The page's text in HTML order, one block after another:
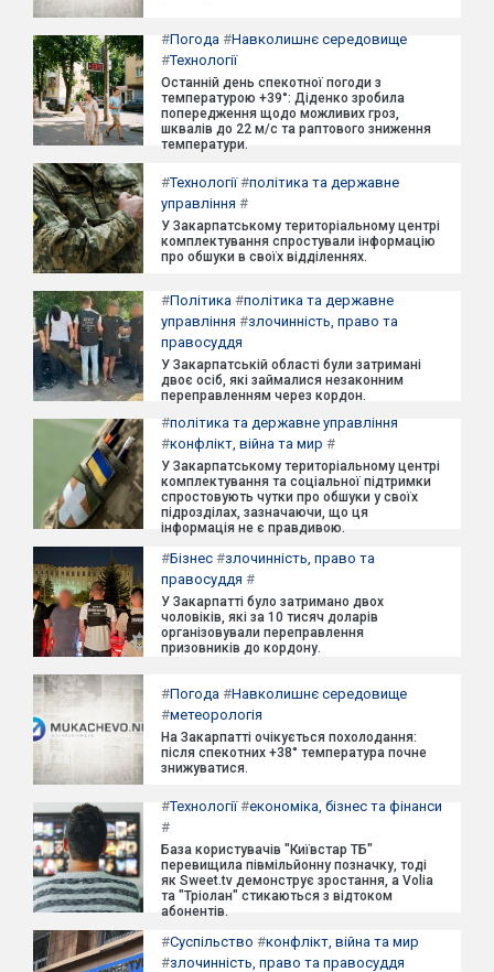
#Погода #Навколишнє середовище
#Технології
Останній день спекотної погоди з
температурою +39°: Діденко зробила
попередження щодо можливих гроз,
шквалів до 22 м/с та раптового зниження
температури.
#Технології#політика та державне
управління #
У Закарпатському територіальному центрі
комплектування спростували інформацію
про обшуки в своїх відділеннях.
#Політика #політика та державне
управління #злочинність, право та
правосуддя
У Закарпатській області були затримані
двоє осіб, які займалися незаконним
переправленням через кордон.
#політика та державне управління
#конфлікт, війна та мир #
У Закарпатському територіальному центрі
комплектування та соціальної підтримки
спростовують чутки про обшуки у своїх
підрозділах, зазначаючи, що ця
інформація не є правдивою.
#Бізнес #злочинність, право та
правосуддя #
У Закарпатті було затримано двох
чоловіків, які за 10 тисяч доларів
організовували переправлення
призовників до кордону.
#Погода #Навколишнє середовище
#метеорологія
На Закарпатті очікується похолодання:
після спекотних +38° температура почне
знижуватися.
#Технології#економіка, бізнес та фінанси
#
База користувачів "Київстар ТБ"
перевищила півмільйонну позначку, тоді
як Sweet.tv демонструє зростання, а Volia
та "Тріолан" стикаються з відтоком
абонентів.
#Суспільство #конфлікт, війна та мир
#злочинність, право та правосуддя